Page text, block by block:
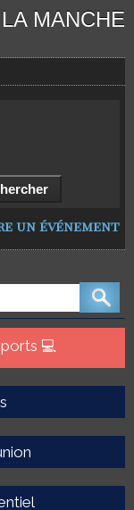
MANCHE
un événement
💻